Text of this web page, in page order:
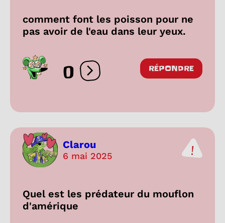
comment font les poisson pour ne
pas avoir de l'eau dans leur yeux.
0 Ouvrir les réactions
RÉPONDRE
Clarou
6 mai 2025
Quel est les prédateur du mouflon
d'amérique